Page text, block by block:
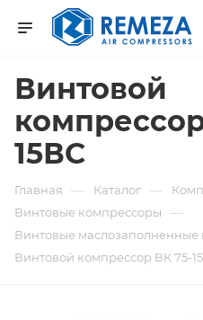
Винтовой
15ВС
Главная — Каталог —
Винтовые компрессоры —
Винтовые маслозаполненные
Винтовой компрессор ВК 75-